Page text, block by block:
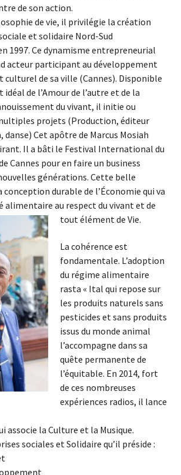
de son action.
de vie, il privilégie la création
et solidaire Nord-Sud
1997. Ce dynamisme entrepreneurial
acteur participant au développement
culturel de sa ville (Cannes). Disponible
de l’Amour de l’autre et de la
du vivant, il initie ou
projets (Production, éditeur
danse) Cet apôtre de Marcus Mosiah
Il a bâti le Festival International du
Cannes pour en faire un business
générations. Cette belle
durable de l’Économie qui va
alimentaire au respect du vivant et de
tout élément de Vie.
La cohérence est
fondamentale. L’adoption
du régime alimentaire
rasta « Ital qui repose sur
les produits naturels sans
pesticides et sans produits
issus du monde animal
l’accompagne dans sa
quête permanente de
l’équitable. En 2014, fort
de ces nombreuses
expériences radios, il lance
associe la Culture et la Musique.
sociales et Solidaire qu’il préside :